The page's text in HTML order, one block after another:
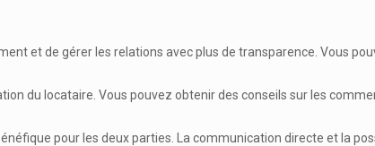
et de gérer les relations avec plus de transparence. Vous
du locataire. Vous pouvez obtenir des conseils sur les
pour les deux parties. La communication directe et la